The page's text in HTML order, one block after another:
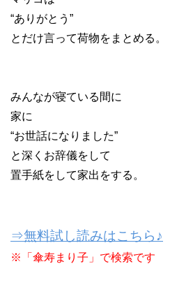
“ありがとう”
とだけ言って荷物をまとめる。
みんなが寝ている間に
家に
“お世話になりました”
と深くお辞儀をして
置手紙をして家出をする。
⇒無料試し読みはこちら♪
※「傘寿まり子」で検索です